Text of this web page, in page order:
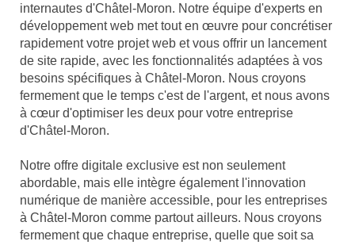
internautes d'Châtel-Moron. Notre équipe d'experts en
développement web met tout en œuvre pour concrétiser
rapidement votre projet web et vous offrir un lancement
de site rapide, avec les fonctionnalités adaptées à vos
besoins spécifiques à Châtel-Moron. Nous croyons
fermement que le temps c'est de l'argent, et nous avons
à cœur d'optimiser les deux pour votre entreprise
d'Châtel-Moron.
Notre offre digitale exclusive est non seulement
abordable, mais elle intègre également l'innovation
numérique de manière accessible, pour les entreprises
à Châtel-Moron comme partout ailleurs. Nous croyons
fermement que chaque entreprise, quelle que soit sa